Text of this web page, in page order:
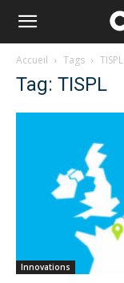
Accueil Tags TISPL
Tag: TISPL
Innovations